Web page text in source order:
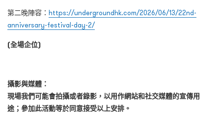
第二晚陣容： https://undergroundhk.com/2026/06/13/22nd-
anniversary-festival-day-2/
(全場企位)
攝影與媒體：
現場我們可能會拍攝或者錄影，以用作網站和社交媒體的宣傳用
途；參加此活動等於同意接受以上安排。